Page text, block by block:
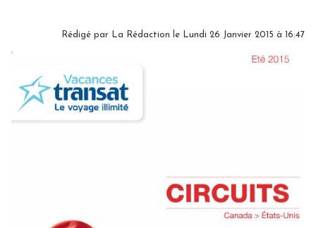
Rédigé par La Rédaction le Lundi 26 Janvier 2015 à 16:47